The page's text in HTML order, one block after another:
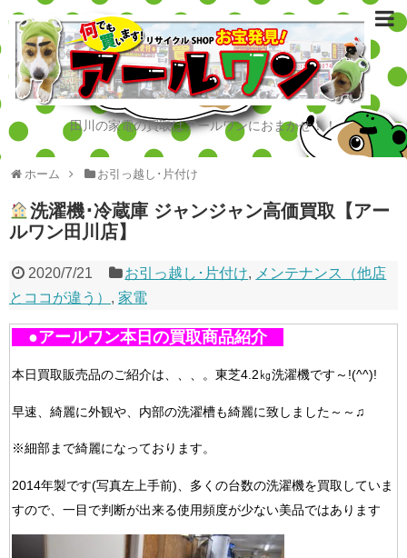
田川の家電の買取はアールワンにおまかせ！！
ホーム お引っ越し･片付け
洗濯機･冷蔵庫 ジャンジャン高価買取【アー
ルワン田川店】
2020/7/21 お引っ越し･片付け, メンテナンス（他店
とココが違う） , 家電
●アールワン本日の買取商品紹介
本日買取販売品のご紹介は、、、。東芝4.2㎏洗濯機です～!(^^)!
早速、綺麗に外観や、内部の洗濯槽も綺麗に致しました～～♫
※細部まで綺麗になっております。
2014年製です(写真左上手前)、多くの台数の洗濯機を買取していま
すので、一目で判断が出来る使用頻度が少ない美品ではあります